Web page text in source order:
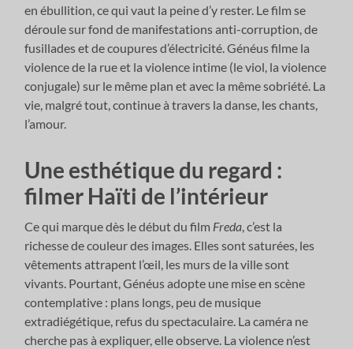
en ébullition, ce qui vaut la peine d’y rester. Le film se
déroule sur fond de manifestations anti-corruption, de
fusillades et de coupures d’électricité. Généus filme la
violence de la rue et la violence intime (le viol, la violence
conjugale) sur le même plan et avec la même sobriété. La
vie, malgré tout, continue à travers la danse, les chants,
l’amour.
Une esthétique du regard :
filmer Haïti de l’intérieur
Ce qui marque dès le début du film Freda, c’est la
richesse de couleur des images. Elles sont saturées, les
vêtements attrapent l’œil, les murs de la ville sont
vivants. Pourtant, Généus adopte une mise en scène
contemplative : plans longs, peu de musique
extradiégétique, refus du spectaculaire. La caméra ne
cherche pas à expliquer, elle observe. La violence n’est